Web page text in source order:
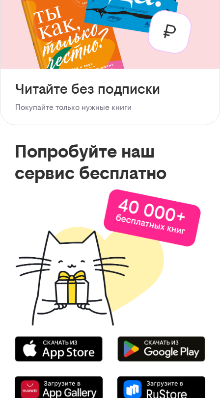
Читайте без подписки
Покупайте только нужные книги
Попробуйте наш
сервис бесплатно